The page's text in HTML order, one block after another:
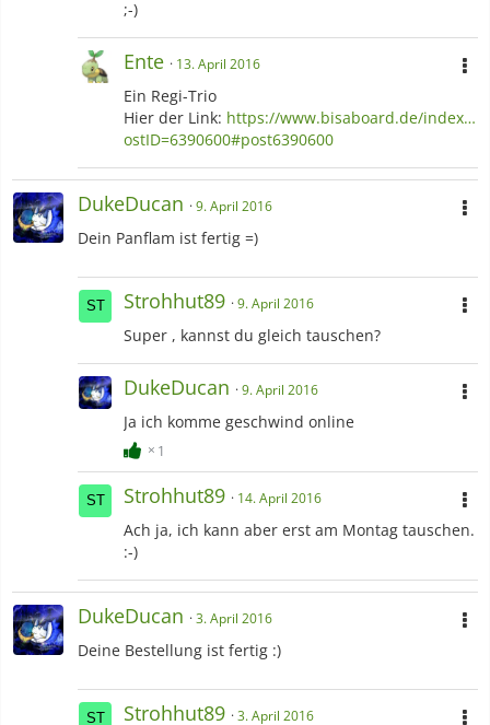
;-)
Ente 13. April 2016
Ein Regi-Trio
Hier der Link: https://www.bisaboard.de/index…
ostID=6390600#post6390600
DukeDucan 9. April 2016
Dein Panflam ist fertig =)
Strohhut89 9. April 2016
Super , kannst du gleich tauschen?
DukeDucan 9. April 2016
Ja ich komme geschwind online
1
Strohhut89 14. April 2016
Ach ja, ich kann aber erst am Montag tauschen.
:-)
DukeDucan 3. April 2016
Deine Bestellung ist fertig :)
Strohhut89 3. April 2016